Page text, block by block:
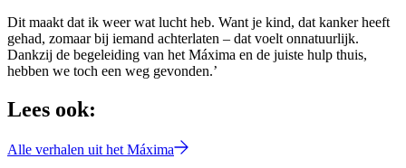
Dit maakt dat ik weer wat lucht heb. Want je kind, dat kanker heeft
gehad, zomaar bij iemand achterlaten – dat voelt onnatuurlijk.
Dankzij de begeleiding van het Máxima en de juiste hulp thuis,
hebben we toch een weg gevonden.’
Lees ook:
Alle verhalen uit het Máxima